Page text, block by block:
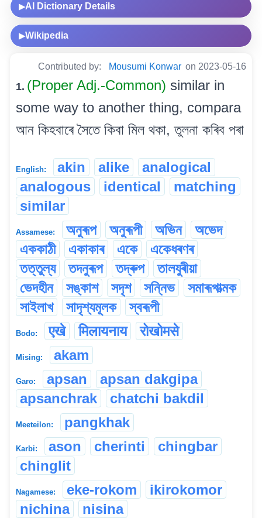
▶AI Dictionary Details
▶Wikipedia
Contributed by: Mousumi Konwar on 2023-05-16
1. (Proper Adj.-Common) similar in
some way to another thing, compara
আন কিহবাৰে সৈতে কিবা মিল থকা, তুলনা কৰিব পৰা
English: akin alike
analogical
analogous
identical
matching
similar
Assamese: অনুৰূপ অনুৰূপী অভিন
অভেদ
এককাঠী
একাকাৰ একে
একেধৰণৰ
তত্তুল্য
তদনুৰূপ তদ্ৰুপ
তালযুৰীয়া
ভেদহীন
সঙ্কাশ সদৃশ সন্নিভ
সমাৰূপাত্মক
সাইলাখ
সাদৃশ্যমূলক স্বৰূপী
Bodo: एखे मिलायनाय रोखोमसे
Mising: akam
Garo: apsan
apsan dakgipa
apsanchrak
chatchi bakdil
Meeteilon: pangkhak
Karbi: ason cherinti
chingbar
chinglit
Nagamese: eke-rokom
ikirokomor
nichina
nisina